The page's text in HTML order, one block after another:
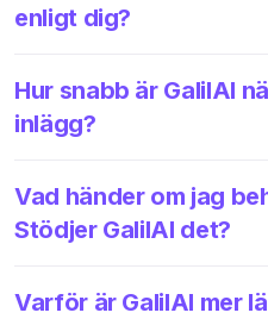
enligt dig?
Hur snabb är GalilAI
inlägg?
Vad händer om jag
Stödjer GalilAI det?
Varför är GalilAI mer